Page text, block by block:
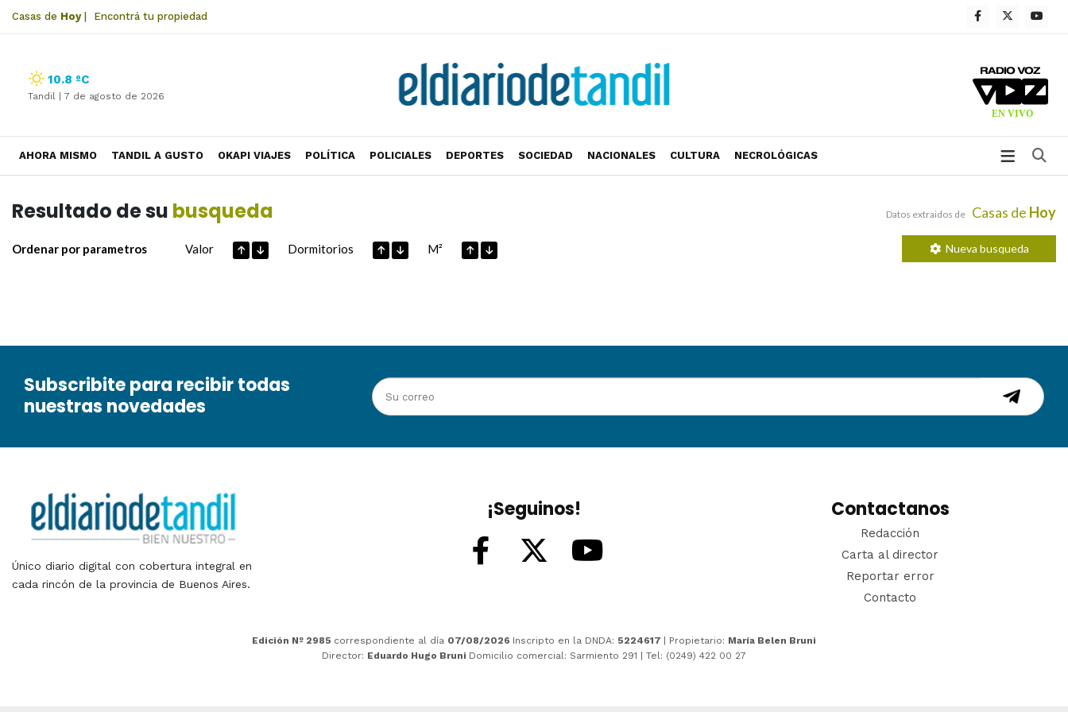
Casas de Hoy| Encontrá tu propiedad
10.8 ºC
Tandil | 7 de agosto de 2026
AHORA MISMO TANDIL A GUSTO OKAPI VIAJES POLÍTICA POLICIALES DEPORTES SOCIEDAD NACIONALES CULTURA NECROLÓGICAS
Resultado de su busqueda Datos extraidos de Casas de Hoy
Ordenar por parametros Valor Dormitorios M² Nueva busqueda
Subscribite para recibir todas
nuestras novedades
Único diario digital con cobertura integral en
cada rincón de la provincia de Buenos Aires.
¡Seguinos! Contactanos
Redacción
Carta al director
Reportar error
Contacto
Edición Nº 2985 correspondiente al día 07/08/2026 Inscripto en la DNDA: 5224617 | Propietario: María Belen Bruni
Director: Eduardo Hugo Bruni Domicilio comercial: Sarmiento 291 | Tel: (0249) 422 00 27